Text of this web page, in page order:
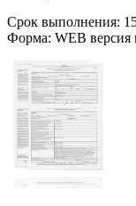
Срок выполнения:
Форма: WEB версия